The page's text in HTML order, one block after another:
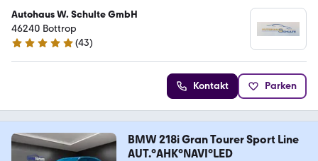
Autohaus W. Schulte GmbH
46240 Bottrop
5 Sterne
(43)
Kontakt Parken
BMW 218i Gran Tourer Sport Line
AUT.°AHK°NAVI°LED